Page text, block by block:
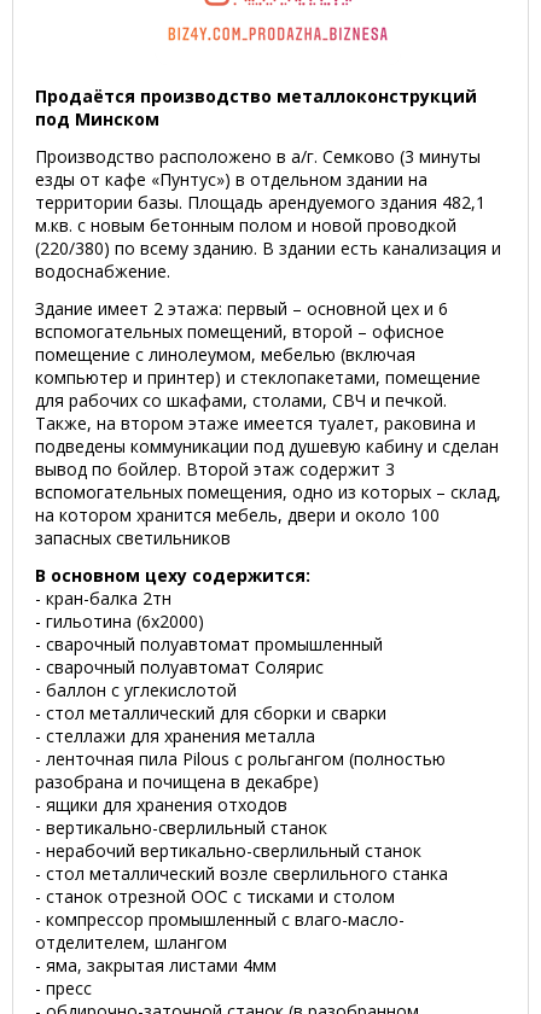
Продаётся производство металлоконструкций
под Минском
Производство расположено в а/г. Семково (3 минуты
езды от кафе «Пунтус») в отдельном здании на
территории базы. Площадь арендуемого здания 482,1
м.кв. с новым бетонным полом и новой проводкой
(220/380) по всему зданию. В здании есть канализация и
водоснабжение.
Здание имеет 2 этажа: первый – основной цех и 6
вспомогательных помещений, второй – офисное
помещение с линолеумом, мебелью (включая
компьютер и принтер) и стеклопакетами, помещение
для рабочих со шкафами, столами, СВЧ и печкой.
Также, на втором этаже имеется туалет, раковина и
подведены коммуникации под душевую кабину и сделан
вывод по бойлер. Второй этаж содержит 3
вспомогательных помещения, одно из которых – склад,
на котором хранится мебель, двери и около 100
запасных светильников
В основном цеху содержится:
- кран-балка 2тн
- гильотина (6х2000)
- сварочный полуавтомат промышленный
- сварочный полуавтомат Солярис
- баллон с углекислотой
- стол металлический для сборки и сварки
- стеллажи для хранения металла
- ленточная пила Pilous с рольгангом (полностью
разобрана и почищена в декабре)
- ящики для хранения отходов
- вертикально-сверлильный станок
- нерабочий вертикально-сверлильный станок
- стол металлический возле сверлильного станка
- станок отрезной ООС с тисками и столом
- компрессор промышленный с влаго-масло-
отделителем, шлангом
- яма, закрытая листами 4мм
- пресс